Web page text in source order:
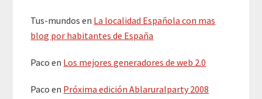
Tus-mundos en La localidad Española con mas
blog por habitantes de España
Paco en Los mejores generadores de web 2.0
Paco en Próxima edición Ablaruralparty 2008